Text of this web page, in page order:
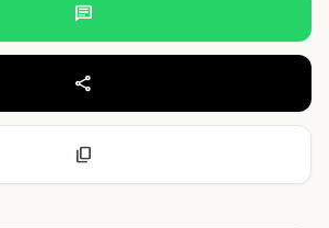
chat
share
content_copy